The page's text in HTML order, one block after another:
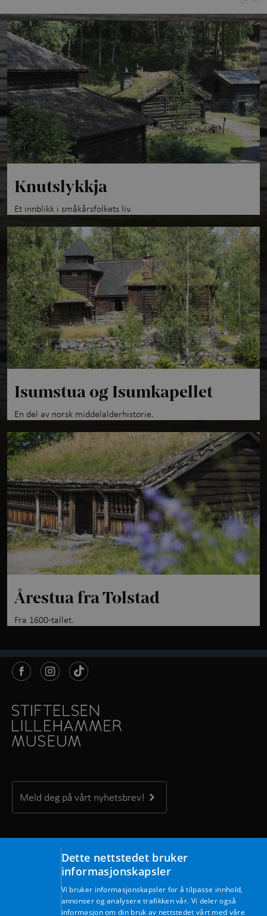
Knutslykkja
Et innblikk i småkårsfolkets liv.
Isumstua og Isumkapellet
En del av norsk middelalderhistorie.
Årestua fra Tolstad
Fra 1600-tallet.
Meld deg på vårt nyhetsbrev!
Kontakt oss
Maihaugvegen 1, 2609 Lillehammer
Mandag – fredag kl. 09.00 – 15.30
post@lillehammermuseum.no
Dette nettstedet bruker
informasjonskapsler
Vi bruker informasjonskapsler for å tilpasse innhold,
annonser og analysere trafikken vår. Vi deler også
informasjon om din bruk av nettstedet vårt med våre